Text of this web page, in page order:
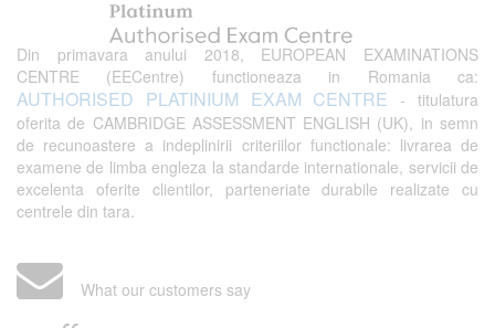
Din primavara anului 2018, EUROPEAN EXAMINATIONS
CENTRE (EECentre) functioneaza in Romania ca:
AUTHORISED PLATINIUM EXAM CENTRE - titulatura
oferita de CAMBRIDGE ASSESSMENT ENGLISH (UK), in semn
de recunoastere a indeplinirii criteriilor functionale: livrarea de
examene de limba engleza la standarde internationale, servicii de
excelenta oferite clientilor, parteneriate durabile realizate cu
centrele din tara.
What our customers say